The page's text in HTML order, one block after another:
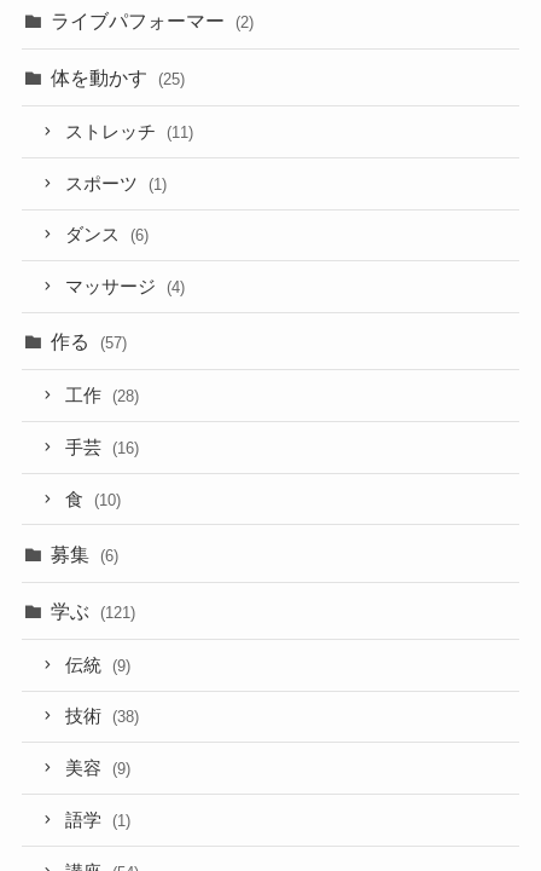
ライブパフォーマー (2)
体を動かす (25)
ストレッチ (11)
スポーツ (1)
ダンス (6)
マッサージ (4)
作る (57)
工作 (28)
手芸 (16)
食 (10)
募集 (6)
学ぶ (121)
伝統 (9)
技術 (38)
美容 (9)
語学 (1)